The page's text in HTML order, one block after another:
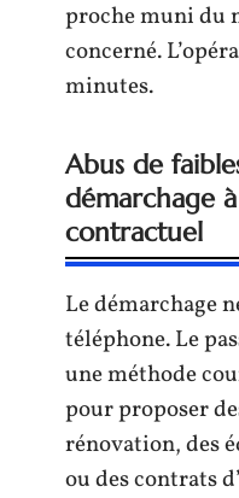
proche muni du
concerné.
minutes.
Abus de
démarchage
contractuel
Le démarchage
téléphone. Le
une méthode
pour proposer
rénovation, des
ou des contrats